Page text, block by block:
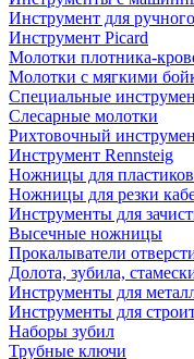
Инструмент для
Инструмент Picard
Молотки плотника-
Молотки с мягкими
Специальные
Слесарные молотки
Рихтовочный
Инструмент Rennsteig
Ножницы для
Ножницы для резки
Инструменты для
Высечные ножницы
Прокалыватели
Долота, зубила,
Инструменты для
Инструменты для
Наборы зубил
Трубные ключи